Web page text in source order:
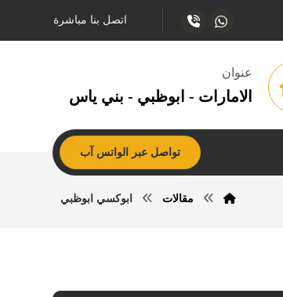
اتصل بنا مباشرة
عنوان
الامارات - ابوظبي - بني ياس
تواصل عبر الواتس آب
مقالات ابوكسي ابوظبي